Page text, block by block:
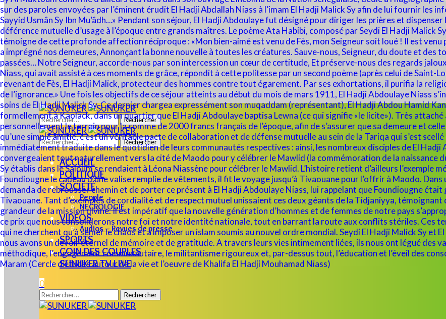
Rechercher :
Rechercher :
ACCUEIL
POLITIQUE
SOCIÉTÉ
People
NECROLOGIE
VIDÉOS
Audios – Revues de presse
SPORTS
COIN DES COUPLES
SUNUKER TV LIVE
0
Rechercher :